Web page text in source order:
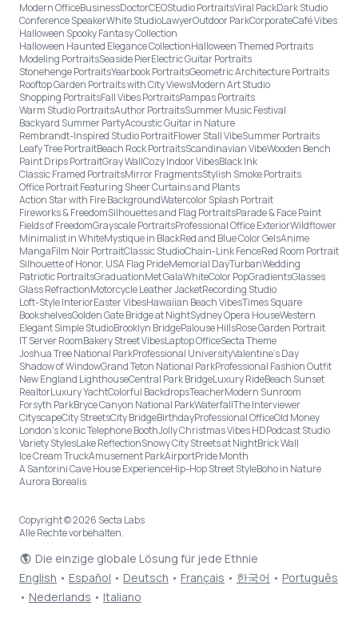
Modern OfficeBusinessDoctorCEOStudio PortraitsViral PackDark Studio
Conference SpeakerWhite StudioLawyerOutdoor ParkCorporateCafé Vibes
Halloween Spooky Fantasy Collection
Halloween Haunted Elegance CollectionHalloween Themed Portraits
Modeling PortraitsSeaside PierElectric Guitar Portraits
Stonehenge PortraitsYearbook PortraitsGeometric Architecture Portraits
Rooftop Garden Portraits with City ViewsModern Art Studio
Shopping PortraitsFall Vibes PortraitsPampas Portraits
Warm Studio PortraitsAuthor PortraitsSummer Music Festival
Backyard Summer PartyAcoustic Guitar in Nature
Rembrandt-Inspired Studio PortraitFlower Stall VibeSummer Portraits
Leafy Tree PortraitBeach Rock PortraitsScandinavian VibeWooden Bench
Paint Drips PortraitGray WallCozy Indoor VibesBlack Ink
Classic Framed PortraitsMirror FragmentsStylish Smoke Portraits
Office Portrait Featuring Sheer Curtains and Plants
Action Star with Fire BackgroundWatercolor Splash Portrait
Fireworks & FreedomSilhouettes and Flag PortraitsParade & Face Paint
Fields of FreedomGrayscale PortraitsProfessional Office ExteriorWildflower
Minimalist in WhiteMystique in BlackRed and Blue Color GelsAnime
MangaFilm Noir PortraitClassic StudioChain-Link FenceRed Room Portrait
Silhouette of Honor, USA Flag PrideMemorial DayTurbanWedding
Patriotic PortraitsGraduationMet GalaWhiteColor PopGradientsGlasses
Glass RefractionMotorcycle Leather JacketRecording Studio
Loft-Style InteriorEaster VibesHawaiian Beach VibesTimes Square
BookshelvesGolden Gate Bridge at NightSydney Opera HouseWestern
Elegant Simple StudioBrooklyn BridgePalouse HillsRose Garden Portrait
IT Server RoomBakery Street VibesLaptop OfficeSecta Theme
Joshua Tree National ParkProfessional UniversityValentine's Day
Shadow of WindowGrand Teton National ParkProfessional Fashion Outfit
New England LighthouseCentral Park BridgeLuxury RideBeach Sunset
RealtorLuxury YachtColorful BackdropsTeacherModern Sunroom
Forsyth ParkBryce Canyon National ParkWaterfallThe Interviewer
CityscapeCity StreetsCity BridgeBirthdayProfessional OfficeOld Money
London’s Iconic Telephone BoothJolly Christmas Vibes HDPodcast Studio
Variety StylesLake ReflectionSnowy City Streets at NightBrick Wall
Ice Cream TruckAmusement ParkAirportPride Month
A Santorini Cave House ExperienceHip-Hop Street StyleBoho in Nature
Aurora Borealis
Copyright © 2026 Secta Labs
Alle Rechte vorbehalten.
Die einzige globale Lösung für jede Ethnie
English • Español • Deutsch • Français • 한국어 • Português
• Nederlands • Italiano